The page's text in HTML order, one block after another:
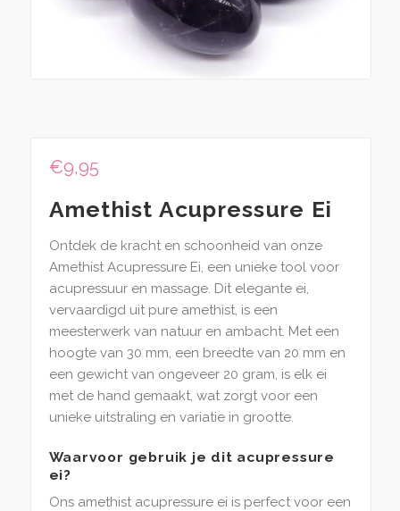
€9,95
Amethist Acupressure Ei
Ontdek de kracht en schoonheid van onze
Amethist Acupressure Ei, een unieke tool voor
acupressuur en massage. Dit elegante ei,
vervaardigd uit pure amethist, is een
meesterwerk van natuur en ambacht. Met een
hoogte van 30 mm, een breedte van 20 mm en
een gewicht van ongeveer 20 gram, is elk ei
met de hand gemaakt, wat zorgt voor een
unieke uitstraling en variatie in grootte.
Waarvoor gebruik je dit acupressure
ei?
Ons amethist acupressure ei is perfect voor een